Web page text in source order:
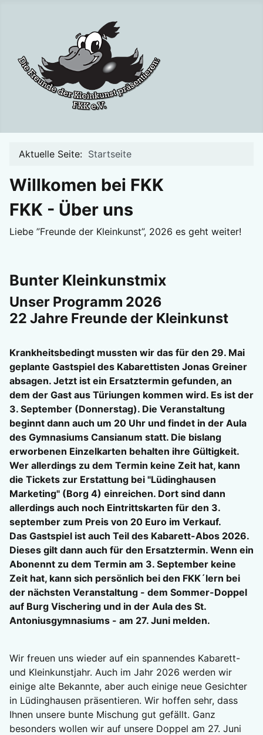
Aktuelle Seite: Startseite
Willkomen bei FKK
FKK - Über uns
Liebe ”Freunde der Kleinkunst”, 2026 es geht weiter!
Bunter Kleinkunstmix
Unser Programm 2026
22 Jahre Freunde der Kleinkunst
Krankheitsbedingt mussten wir das für den 29. Mai
geplante Gastspiel des Kabarettisten Jonas Greiner
absagen. Jetzt ist ein Ersatztermin gefunden, an
dem der Gast aus Türiungen kommen wird. Es ist der
3. September (Donnerstag). Die Veranstaltung
beginnt dann auch um 20 Uhr und findet in der Aula
des Gymnasiums Cansianum statt. Die bislang
erworbenen Einzelkarten behalten ihre Gültigkeit.
Wer allerdings zu dem Termin keine Zeit hat, kann
die Tickets zur Erstattung bei "Lüdinghausen
Marketing" (Borg 4) einreichen. Dort sind dann
allerdings auch noch Eintrittskarten für den 3.
september zum Preis von 20 Euro im Verkauf.
Das Gastspiel ist auch Teil des Kabarett-Abos 2026.
Dieses gilt dann auch für den Ersatztermin. Wenn ein
Abonennt zu dem Termin am 3. September keine
Zeit hat, kann sich persönlich bei den FKK´lern bei
der nächsten Veranstaltung - dem Sommer-Doppel
auf Burg Vischering und in der Aula des St.
Antoniusgymnasiums - am 27. Juni melden.
Wir freuen uns wieder auf ein spannendes Kabarett-
und Kleinkunstjahr. Auch im Jahr 2026 werden wir
einige alte Bekannte, aber auch einige neue Gesichter
in Lüdinghausen präsentieren. Wir hoffen sehr, dass
Ihnen unsere bunte Mischung gut gefällt. Ganz
besonders wollen wir auf unsere Doppel am 27. Juni